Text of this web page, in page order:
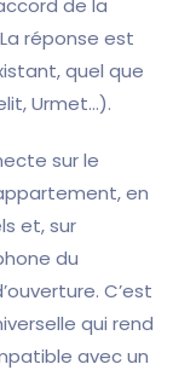
de la
réponse est
quel que
Urmet…).
sur le
en
et, sur
du
C’est
qui rend
avec un